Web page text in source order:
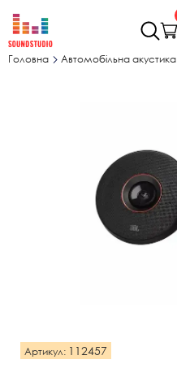
Головна Автомобільна акустика
Артикул: 112457